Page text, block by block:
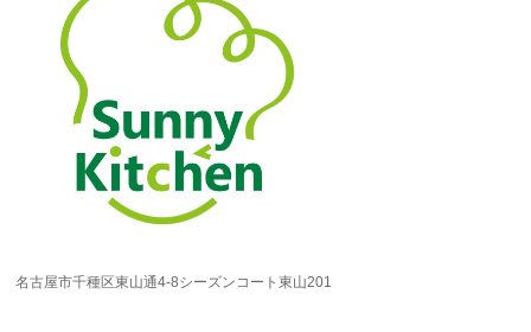
名古屋市千種区東山通4-8シーズンコート東山201